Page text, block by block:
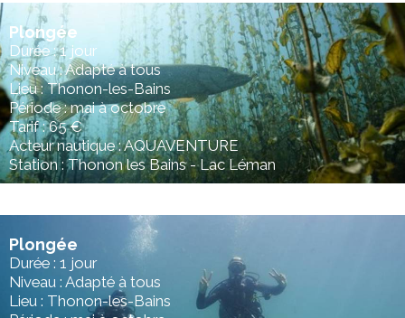
Plongée
Durée : 1 jour
Niveau : Adapté à tous
Lieu : Thonon-les-Bains
Période : mai à octobre
Tarif : 65 €
Acteur nautique : AQUAVENTURE
Station : Thonon les Bains - Lac Léman
Plongée
Durée : 1 jour
Niveau : Adapté à tous
Lieu : Thonon-les-Bains